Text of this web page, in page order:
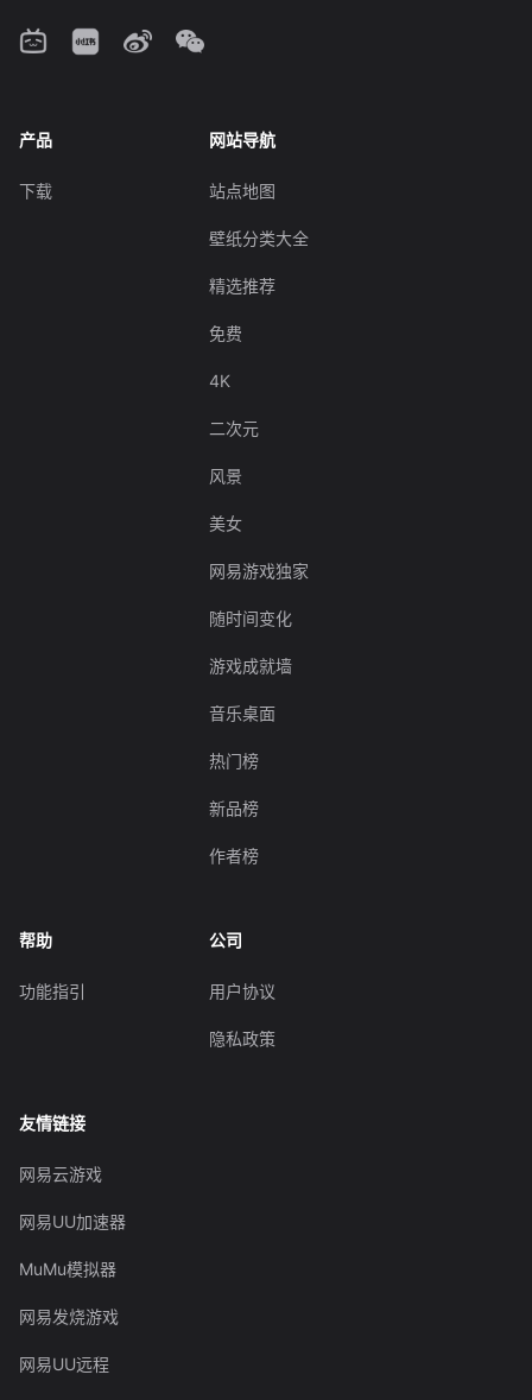
产品
下载
网站导航
站点地图
壁纸分类大全
精选推荐
免费
4K
二次元
风景
美女
网易游戏独家
随时间变化
游戏成就墙
音乐桌面
热门榜
新品榜
作者榜
帮助
功能指引
公司
用户协议
隐私政策
友情链接
网易云游戏
网易UU加速器
MuMu模拟器
网易发烧游戏
网易UU远程